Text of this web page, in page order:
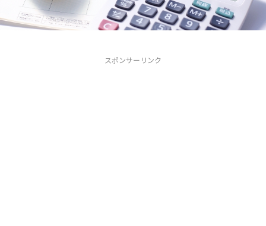
スポンサーリンク